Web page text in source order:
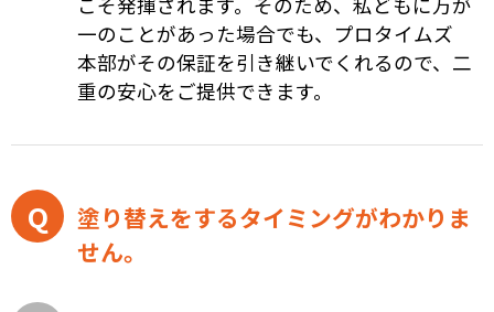
一のことがあった場合でも、プロタイムズ
本部がその保証を引き継いでくれるので、二
重の安心をご提供できます。
塗り替えをするタイミングがわかりま
せん。